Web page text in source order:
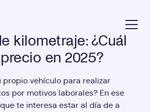
kilometraje: ¿Cuál
en 2025?
propio vehículo para realizar
por motivos laborales? En ese
te interesa estar al día de a